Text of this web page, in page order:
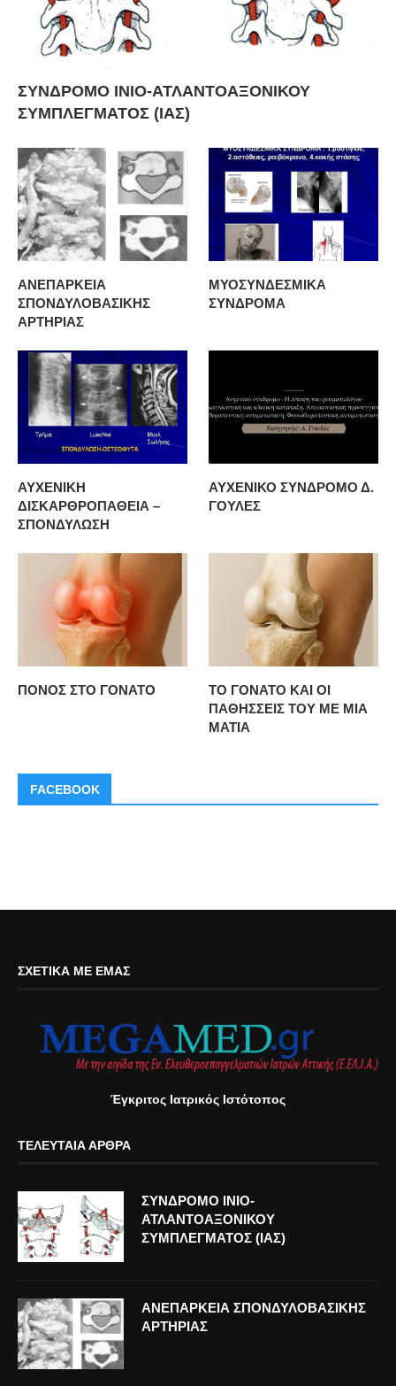
ΣΥΝΔΡΟΜΟ ΙΝΙΟ-ΑΤΛΑΝΤΟΑΞΟΝΙΚΟΥ
ΣΥΜΠΛΕΓΜΑΤΟΣ (ΙΑΣ)
ΑΝΕΠΑΡΚΕΙΑ
ΣΠΟΝΔΥΛΟΒΑΣΙΚΗΣ
ΑΡΤΗΡΙΑΣ
ΜΥΟΣΥΝΔΕΣΜΙΚΑ
ΣΥΝΔΡΟΜΑ
ΑΥΧΕΝΙΚΗ
ΔΙΣΚΑΡΘΡΟΠΑΘΕΙΑ –
ΣΠΟΝΔΥΛΩΣΗ
ΑΥΧΕΝΙΚΟ ΣΥΝΔΡΟΜΟ Δ.
ΓΟΥΛΕΣ
ΠΟΝΟΣ ΣΤΟ ΓΟΝΑΤΟ
ΤΟ ΓΟΝΑΤΟ ΚΑΙ ΟΙ
ΠΑΘΗΣΣΕΙΣ ΤΟΥ ΜΕ ΜΙΑ
ΜΑΤΙΑ
FACEBOOK
ΣΧΕΤΙΚΆ ΜΕ ΕΜΆΣ
Έγκριτος Ιατρικός Ιστότοπος
ΤΕΛΕΥΤΑΊΑ ΆΡΘΡΑ
ΣΥΝΔΡΟΜΟ ΙΝΙΟ-
ΑΤΛΑΝΤΟΑΞΟΝΙΚΟΥ
ΣΥΜΠΛΕΓΜΑΤΟΣ (ΙΑΣ)
ΑΝΕΠΑΡΚΕΙΑ ΣΠΟΝΔΥΛΟΒΑΣΙΚΗΣ
ΑΡΤΗΡΙΑΣ